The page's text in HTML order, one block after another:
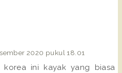
2020 pukul 18.01
korea ini kayak yang biasa